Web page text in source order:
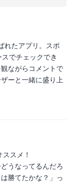
れたアプリ。スポ
でチェックでき
ながらコメントで
ーと一緒に盛り上
スメ！
うなってるんだろ
勝てたかな？」っ